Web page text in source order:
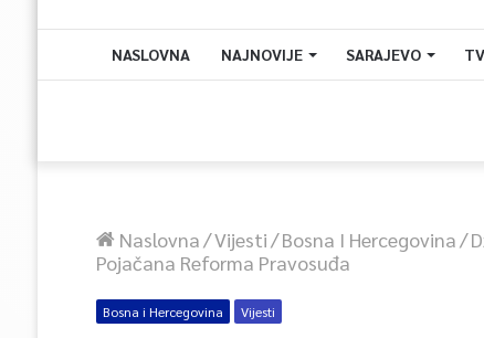
NASLOVNA NAJNOVIJE SARAJEVO
Naslovna/Vijesti/Bosna I Hercegovina/
Pojačana Reforma Pravosuđa
Bosna i Hercegovina Vijesti